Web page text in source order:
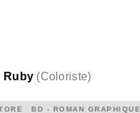
Ruby (Coloriste)
BD - ROMAN GRAPHIQUE